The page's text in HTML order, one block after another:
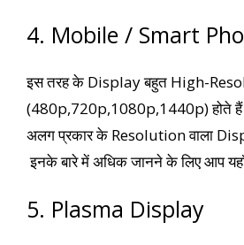
4. Mobile / Smart
इस तरह के Display बहुत High-
(480p,720p,1080p,1440p) होते
अलग प्रकार के Resolution वाला
इनके बारे में अधिक जानने के लिए आप
5. Plasma Display